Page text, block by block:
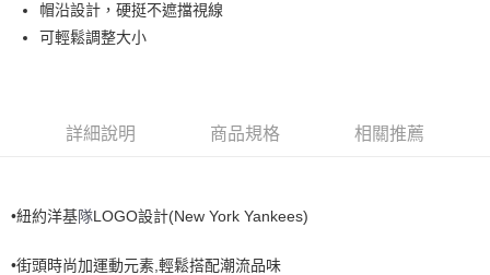
街口支付
全家取貨付款<未取貨列黑名單/不支援離島取退>
全家取貨<不支援離島取退>
帽沿設計，硬挺不遮擋視線
可輕鬆調整大小
詳細說明 商品規格 相關推薦
•紐約洋基隊LOGO設計(New York Yankees)
•街頭時尚加運動元素,輕鬆搭配潮流品味